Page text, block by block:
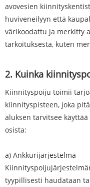
avovesien
huviveneilyyn että
värikoodattu ja merkitty
tarkoituksesta, kuten
2. Kuinka
Kiinnityspoiju toimii
kiinnityspisteen, joka
aluksen tarvitsee
osista:
a) Ankkurijärjestelmä
tyypillisesti haudataan